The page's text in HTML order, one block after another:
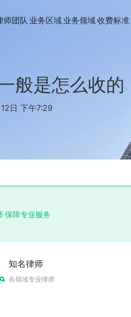
师团队 业务区域 业务领域收费标准
般是怎么收的
日 下午7:29
保障专业服务
知名律师
各领域专业律师